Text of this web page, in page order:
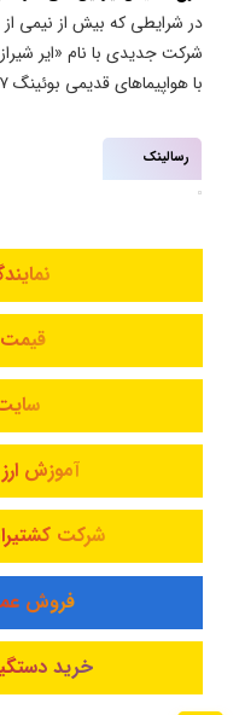
در شرایطی که بیش از نیمی از
شرکت جدیدی با نام «ایر
با هواپیماهای قدیمی بوئینگ ۷۳۷ است.
رسالینک
آموزش
شرکت
فروش
خرید